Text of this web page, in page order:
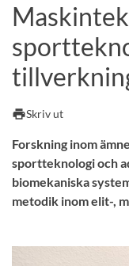
Andra
Kurser och
Lediga jobb
printSkriv ut
Forskning inom
sportteknologi och
biomekaniska
metodik inom elit-,